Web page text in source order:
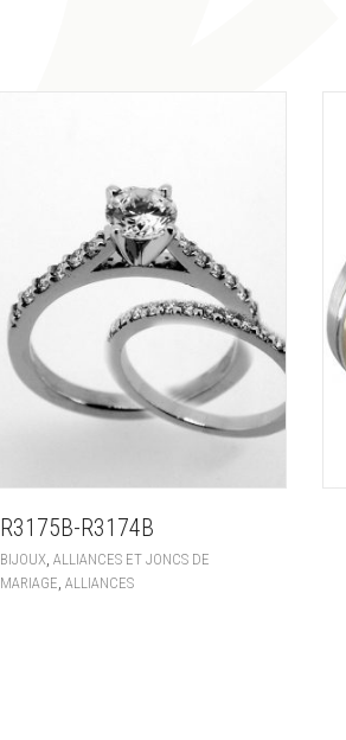
R3175B-R3174B
BIJOUX ALLIANCES ET JONCS DE
MARIAGE ALLIANCES